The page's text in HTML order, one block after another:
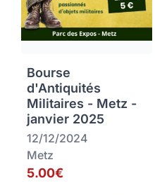
Bourse
d'Antiquités
Militaires - Metz -
janvier 2025
12/12/2024
Metz
5.00€